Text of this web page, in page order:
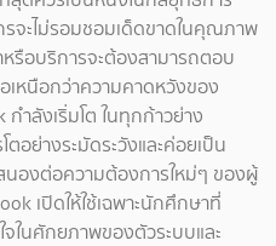
จะไม่รอมชอมเด็ดขาดในคุณภาพ
รือบริการจะต้องสามารถตอบ
หนือกว่าความคาดหวังของ
ำลังเริ่มโต ในทุกก้าวย่าง
อย่างระมัดระวังและค่อยเป็น
นองต่อความต้องการใหม่ๆ ของผู้
เปิดให้ใช้เฉพาะนักศึกษาที่
ในศักยภาพของตัวระบบและ